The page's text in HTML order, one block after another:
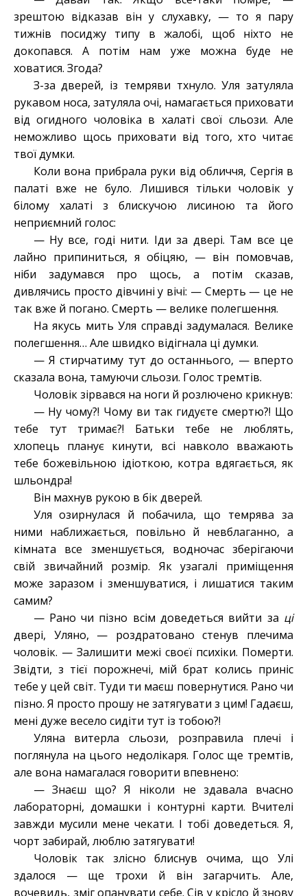
зрештою відказав він у слухавку, — то я пару
тижнів посиджу типу в жалобі, щоб ніхто не
докопався. А потім нам уже можна буде не
ховатися. Згода?
З-за дверей, із темряви тхнуло. Уля затуляла
рукавом носа, затуляла очі, намагається приховати
від огидного чоловіка в халаті свої сльози. Але
неможливо щось приховати від того, хто читає
твої думки.
Коли вона прибрала руки від обличчя, Сергія в
палаті вже не було. Лишився тільки чоловік у
білому халаті з блискучою лисиною та його
неприємний голос:
— Ну все, годі нити. Іди за двері. Там все це
лайно припиниться, я обіцяю, — він помовчав,
ніби задумався про щось, а потім сказав,
дивлячись просто дівчині у вічі: — Смерть — це не
так вже й погано. Смерть — велике полегшення.
На якусь мить Уля справді задумалася. Велике
полегшення… Але швидко відігнала ці думки.
— Я стирчатиму тут до останнього, — вперто
сказала вона, тамуючи сльози. Голос тремтів.
Чоловік зірвався на ноги й розлючено крикнув:
— Ну чому?! Чому ви так гидуєте смертю?! Що
тебе тут тримає?! Батьки тебе не люблять,
хлопець планує кинути, всі навколо вважають
тебе божевільною ідіоткою, котра вдягається, як
шльондра!
Він махнув рукою в бік дверей.
Уля озирнулася й побачила, що темрява за
ними наближається, повільно й невблаганно, а
кімната все зменшується, водночас зберігаючи
свій звичайний розмір. Як узагалі приміщення
може заразом і зменшуватися, і лишатися таким
самим?
— Рано чи пізно всім доведеться вийти за ці
двері, Уляно, — роздратовано стенув плечима
чоловік. — Залишити межі своєї психіки. Померти.
Звідти, з тієї порожнечі, мій брат колись приніс
тебе у цей світ. Туди ти маєш повернутися. Рано чи
пізно. Я просто прошу не затягувати з цим! Гадаєш,
мені дуже весело сидіти тут із тобою?!
Уляна витерла сльози, розправила плечі і
поглянула на цього недолікаря. Голос ще тремтів,
але вона намагалася говорити впевнено:
— Знаєш що? Я ніколи не здавала вчасно
лабораторні, домашки і контурні карти. Вчителі
завжди мусили мене чекати. І тобі доведеться. Я,
чорт забирай, люблю затягувати!
Чоловік так злісно блиснув очима, що Улі
здалося — ще трохи й він загарчить. Але,
вочевидь, зміг опанувати себе. Сів у крісло й знову